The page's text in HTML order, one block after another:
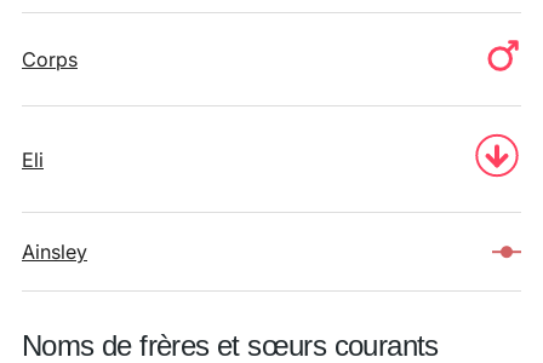
Corps
Eli
Ainsley
Noms de frères et sœurs courants